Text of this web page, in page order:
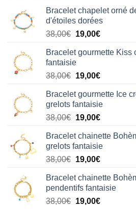
Bracelet chapelet orné
d'étoiles dorées
38,00€ Le
initial
était :
38,00€.
19,00€Le
actuel
19,00€.
Bracelet gourmette Kiss
fantaisie
38,00€ Le
initial
était :
38,00€.
19,00€Le
actuel
est :
19,00€.
Bracelet gourmette Ice
grelots fantaisie
38,00€ Le
initial
était :
38,00€.
19,00€Le
actuel
est :
19,00€.
Bracelet chainette
grelots fantaisie
38,00€ Le
initial
était :
38,00€.
19,00€Le
actuel
est :
19,00€.
Bracelet chainette
pendentifs fantaisie
38,00€ Le
19,00€Le